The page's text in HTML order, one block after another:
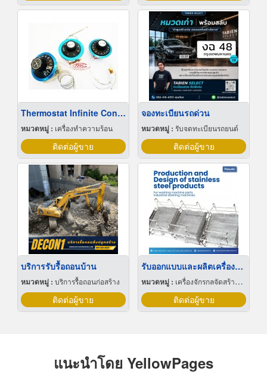
Thermostat Infinite Control
หมวดหมู่ : เครื่องทำความร้อน
ติดต่อผู้ขาย
จองทะเบียนรถด่วน
หมวดหมู่ : รับจดทะเบียนรถยนต์
ติดต่อผู้ขาย
บริการรับรื้อถอนบ้าน
หมวดหมู่ : บริการรื้อถอนก่อสร้าง
ติดต่อผู้ขาย
รับออกแบบและผลิตเครื่องล้างชิ้นงาน ชิ้นส่วนอุตสาหกรรมทุกรูปแบบ อลูมิเนียม ทองแดง ทองเหลือง เหล็ก สแตนเลส
หมวดหมู่ : เครื่องจักรกลจัดสร้างตามสั่ง
ติดต่อผู้ขาย
แนะนำโดย YellowPages